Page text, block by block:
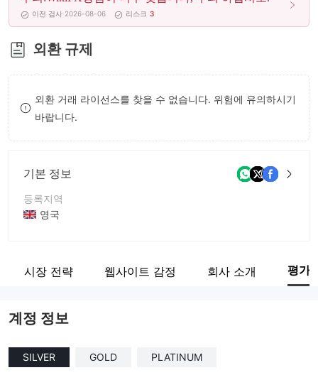
5
6
7
8
9
8
9
이전 검사 2026-08-06 리스크 3
외환 규제
외환 거래 라이선스를 찾을 수 없습니다. 위험에 유의하시기
바랍니다.
기본 정보
등록지역
영국
회사 전체 이름
시장 전략 웹사이트 감정 회사 소개 평가
계정 정보
SILVER GOLD PLATINUM